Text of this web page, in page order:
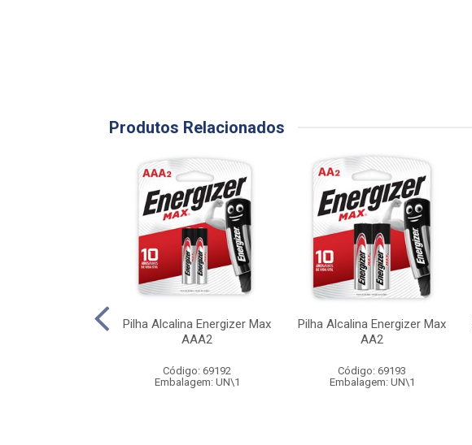
Produtos Relacionados
Pilha Alcalina Energizer Max
AAA2
Código: 69192
Embalagem: UN\1
Pilha Alcalina Energizer Max
AA2
Código: 69193
Embalagem: UN\1